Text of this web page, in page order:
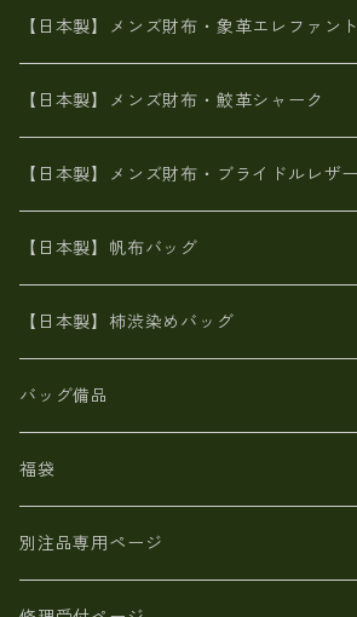
革友禅染め
ポーテッド
メタリック
山羊革
名刺入れ・キーケース、他
鮫革シャーク【日本製】メンズ 財布
ブライドルレザー【日本製】メンズ 財布
MAISON de HIROAN 【日本製】メンズ
栃木レザー 【日本製】メンズ 財布
革小物・財布【日本製】メンズ レディー
【日本製】メンズ 財布 アザラシ革(シ
【日本製】メンズ財布・象革エレファント
【日本製】メンズ財布・鮫革シャーク
【日本製】メンズ財布・ブライドルレザー
【日本製】帆布バッグ
【日本製】柿渋染めバッグ
バッグ備品
福袋
別注品専用ページ